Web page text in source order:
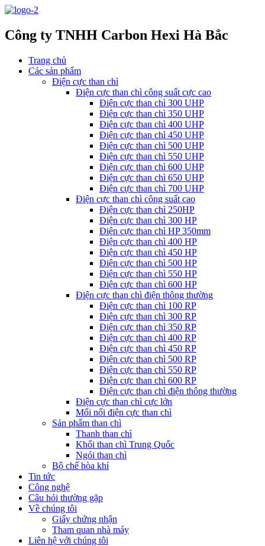
Công ty TNHH Carbon Hexi Hà Bắc
Trang chủ
Các sản phẩm
Điện cực than chì
Điện cực than chì công suất cực cao
Điện cực than chì 300 UHP
Điện cực than chì 350 UHP
Điện cực than chì 400 UHP
Điện cực than chì 450 UHP
Điện cực than chì 500 UHP
Điện cực than chì 550 UHP
Điện cực than chì 600 UHP
Điện cực than chì 650 UHP
Điện cực than chì 700 UHP
Điện cực than chì công suất cao
Điện cực than chì 250HP
Điện cực than chì 300 HP
Điện cực than chì HP 350mm
Điện cực than chì 400 HP
Điện cực than chì 450 HP
Điện cực than chì 500 HP
Điện cực than chì 550 HP
Điện cực than chì 600 HP
Điện cực than chì điện thông thường
Điện cực than chì 100 RP
Điện cực than chì 300 RP
Điện cực than chì 350 RP
Điện cực than chì 400 RP
Điện cực than chì 450 RP
Điện cực than chì 500 RP
Điện cực than chì 550 RP
Điện cực than chì 600 RP
Điện cực than chì điện thông thường
Điện cực than chì cực lớn
Mối nối điện cực than chì
Sản phẩm than chì
Thanh than chì
Khối than chì Trung Quốc
Ngói than chì
Bộ chế hòa khí
Tin tức
Công nghệ
Câu hỏi thường gặp
Về chúng tôi
Giấy chứng nhận
Tham quan nhà máy
Liên hệ với chúng tôi